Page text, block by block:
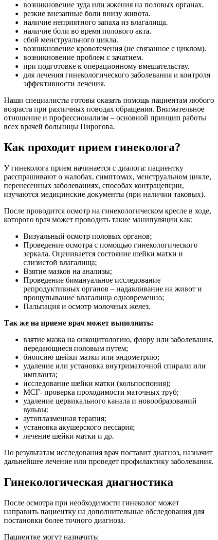
возникновение зуда или жжения на половых органах.
резкие внезапные боли внизу живота.
наличие неприятного запаха из влагалища.
наличие боли во время полового акта.
сбой менструального цикла.
возникновение кровотечения (не связанное с циклом).
возникновение проблем с зачатием.
при подготовке к операционному вмешательству.
для лечения гинекологического заболевания и контроля
эффективности лечения.
Наши специалисты готовы оказать помощь пациентам любого
возраста при различных поводах обращения. Внимательное
отношение и профессионализм – основной принцип работы
всех врачей больницы Пирогова.
Как проходит прием гинеколога?
У гинеколога прием начинается с диалога: пациентку
расспрашивают о жалобах, симптомах, менструальном цикле,
перенесенных заболеваниях, способах контрацепции,
изучаются медицинские документы (при наличии таковых).
После проводится осмотр на гинекологическом кресле в ходе,
которого врач может проводить такие манипуляции как:
Визуальный осмотр половых органов;
Проведение осмотра с помощью гинекологического
зеркала. Оценивается состояние шейки матки и
слизистой влагалища;
Взятие мазков на анализы;
Проведение бимануальное исследование
репродуктивных органов – надавливание на живот и
прощупывание влагалища одновременно;
Пальпация и осмотр молочных желез.
Так же на приеме врач может выполнить:
взятие мазка на онкоцитологию, флору или заболевания,
передающиеся половым путем;
биопсию шейки матки или эндометрию;
удаление или установка внутриматочной спирали или
импланта;
исследование шейки матки (кольпоспония);
МСГ- проверка проходимости маточных труб;
удаление цервикального канала и новообразований
вульвы;
аутоплазменная терапия;
установка акушерского пессария;
лечение шейки матки и др.
По результатам исследования врач поставит диагноз, назначит
дальнейшее лечение или проведет профилактику заболевания.
Гинекологическая диагностика
После осмотра при необходимости гинеколог может
направить пациентку на дополнительные обследования для
постановки более точного диагноза.
Пациентке могут назначить: